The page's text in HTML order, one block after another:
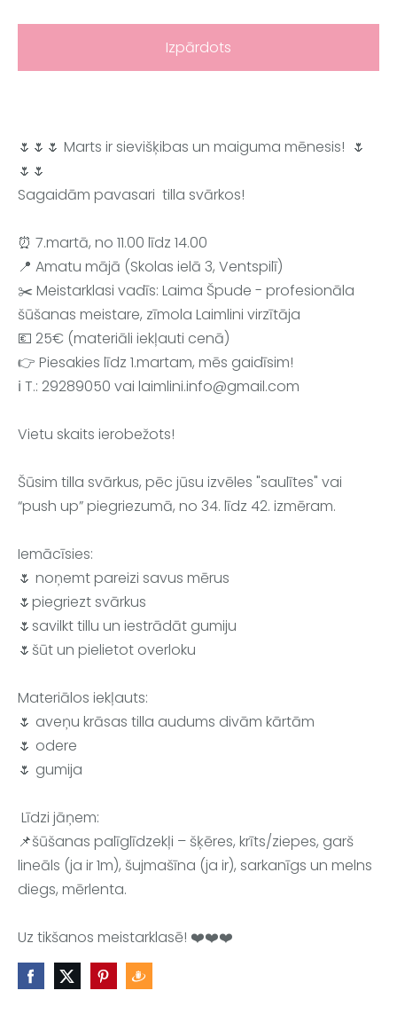
Izpārdots
🌷🌷🌷 Marts ir sievišķibas un maiguma mēnesis!  🌷
🌷🌷
Sagaidām pavasari  tilla svārkos!
⏰ 7.martā, no 11.00 līdz 14.00
📍 Amatu mājā (Skolas ielā 3, Ventspilī)
✂️ Meistarklasi vadīs: Laima Špude - profesionāla
šūšanas meistare, zīmola Laimlini virzītāja
💶 25€ (materiāli iekļauti cenā)
👉 Piesakies līdz 1.martam, mēs gaidīsim!
ℹ️ T.: 29289050 vai laimlini.info@gmail.com
Vietu skaits ierobežots!
Šūsim tilla svārkus, pēc jūsu izvēles "saulītes" vai
“push up” piegriezumā, no 34. līdz 42. izmēram.
Iemācīsies:
🌷 noņemt pareizi savus mērus
🌷piegriezt svārkus
🌷savilkt tillu un iestrādāt gumiju
🌷šūt un pielietot overloku
Materiālos iekļauts:
🌷 aveņu krāsas tilla audums divām kārtām
🌷 odere
🌷 gumija
Līdzi jāņem:
📌šūšanas palīglīdzekļi – šķēres, krīts/ziepes, garš
lineāls (ja ir 1m), šujmašīna (ja ir), sarkanīgs un melns
diegs, mērlenta.
Uz tikšanos meistarklasē! ❤️❤️❤️